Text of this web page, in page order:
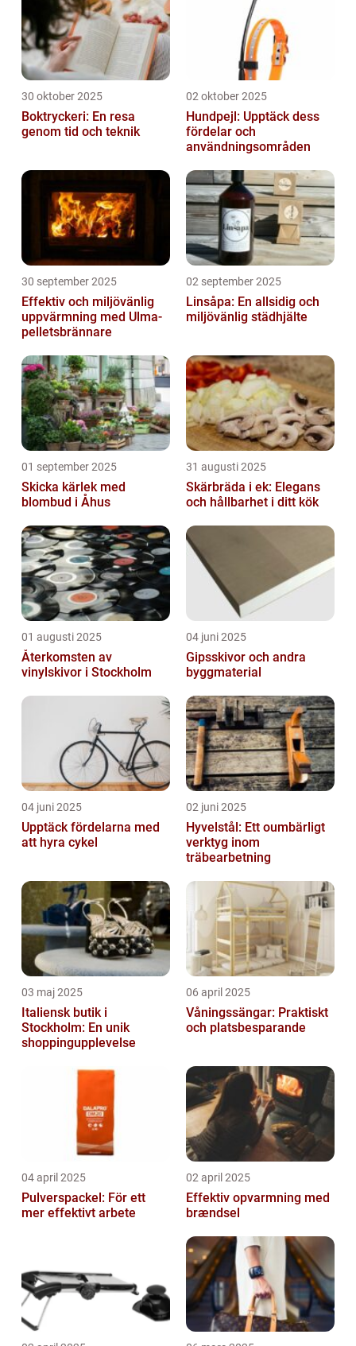
30 oktober 2025
Boktryckeri: En resa
genom tid och teknik
02 oktober 2025
Hundpejl: Upptäck dess
fördelar och
användningsområden
30 september 2025
Effektiv och miljövänlig
uppvärmning med Ulma-
pelletsbrännare
02 september 2025
Linsåpa: En allsidig och
miljövänlig städhjälte
01 september 2025
Skicka kärlek med
blombud i Åhus
31 augusti 2025
Skärbräda i ek: Elegans
och hållbarhet i ditt kök
01 augusti 2025
Återkomsten av
vinylskivor i Stockholm
04 juni 2025
Gipsskivor och andra
byggmaterial
04 juni 2025
Upptäck fördelarna med
att hyra cykel
02 juni 2025
Hyvelstål: Ett oumbärligt
verktyg inom
träbearbetning
03 maj 2025
Italiensk butik i
Stockholm: En unik
shoppingupplevelse
06 april 2025
Våningssängar: Praktiskt
och platsbesparande
04 april 2025
Pulverspackel: För ett
mer effektivt arbete
02 april 2025
Effektiv opvarmning med
brændsel